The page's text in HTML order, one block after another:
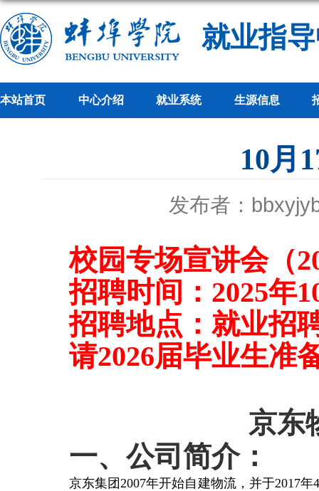
就业指
本站首页 中心介绍 就业系统 生源信息
10月
发布者：
校园专场宣讲会（
招聘时间： 2025年
招聘地点：就业招
请2026届毕业生准
京东
一、公司简介：
京东集团 2007年开始自建物流，并于2017年4